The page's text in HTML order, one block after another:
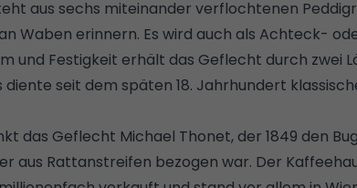
aus sechs miteinander verflochtenen
Waben erinnern. Es wird auch als Achteck-
und Festigkeit erhält das Geflecht durch zwei
diente seit dem späten 18. Jahrhundert
das Geflecht Michael Thonet, der 1849 den
aus Rattanstreifen bezogen war. Der